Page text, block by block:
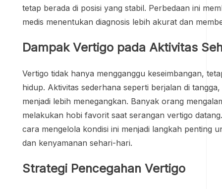
tetap berada di posisi yang stabil. Perbedaan ini
medis menentukan diagnosis lebih akurat dan
Dampak Vertigo pada Aktivitas
Vertigo tidak hanya mengganggu keseimbangan,
hidup. Aktivitas sederhana seperti berjalan di
menjadi lebih menegangkan. Banyak orang
melakukan hobi favorit saat serangan vertigo
cara mengelola kondisi ini menjadi langkah penting
dan kenyamanan sehari-hari.
Strategi Pencegahan Vertigo